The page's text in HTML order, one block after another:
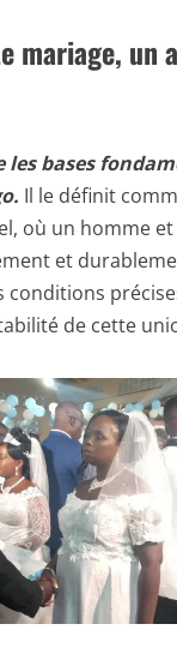
mariage, un
les bases
Il le définit
où un homme
et
conditions
de cette